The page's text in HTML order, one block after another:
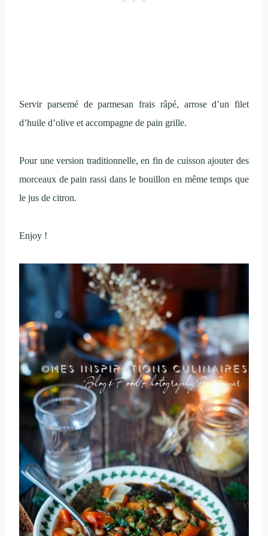
Servir parsemé de parmesan frais râpé, arrose d’un filet
d’huile d’olive et accompagne de pain grille.
Pour une version traditionnelle, en fin de cuisson ajouter des
morceaux de pain rassi dans le bouillon en même temps que
le jus de citron.
Enjoy !